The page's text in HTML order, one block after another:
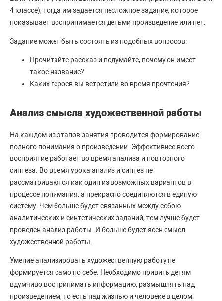
4 классе), тогда им задается несложное задание, которое
показывает воспринимается детьми произведение или нет.
Задание может быть состоять из подобных вопросов:
Прочитайте рассказ и подумайте, почему он имеет
такое название?
Каких героев вы встретили во время прочтения?
Анализ смысла художественной работы
На каждом из этапов занятия проводится формирование
полного понимания о произведении. Эффективнее всего
восприятие работает во время анализа и повторного
синтеза. Во время урока анализ и синтез не
рассматриваются как один из возможных вариантов в
процессе понимания, а прекрасно соединяются в единую
систему. Чем больше будет связанных между собою
аналитических и синтетических заданий, тем лучше будет
проведен анализ работы. И больше будет ясен смысл
художественной работы.
Умение анализировать художественную работу не
формируется само по себе. Необходимо привить детям
вдумчиво воспринимать информацию, размышлять над
произведением, то есть над жизнью и человеке в целом.